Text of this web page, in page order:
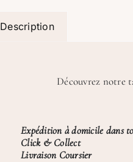
Description
Découvrez notre
Expédition à domicile dans
Click & Collect
Livraison Coursier